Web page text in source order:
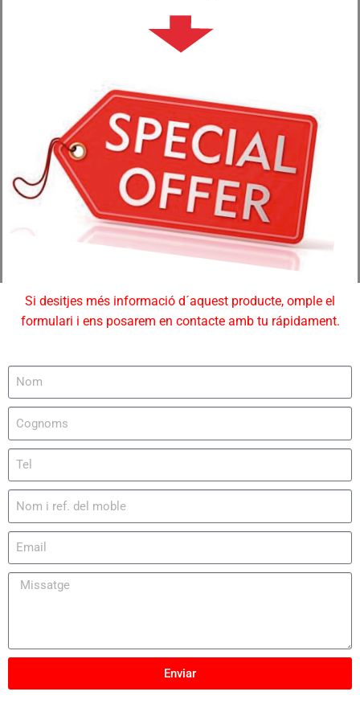
Si desitjes més informació d´aquest producte, omple el
formulari i ens posarem en contacte amb tu rápidament.
Enviar